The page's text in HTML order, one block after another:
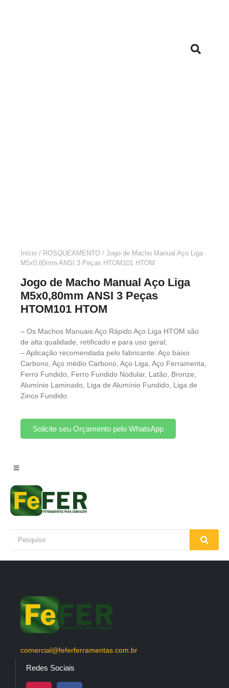
Início / ROSQUEAMENTO / Jogo de Macho Manual Aço Liga
M5x0,80mm ANSI 3 Peças HTOM101 HTOM
Jogo de Macho Manual Aço Liga
M5x0,80mm ANSI 3 Peças
HTOM101 HTOM
– Os Machos Manuais Aço Rápido Aço Liga HTOM são
de alta qualidade, retificado e para uso geral;
– Aplicação recomendada pelo fabricante: Aço baixo
Carbono, Aço médio Carbono, Aço Liga, Aço Ferramenta,
Ferro Fundido, Ferro Fundido Nodular, Latão, Bronze,
Alumínio Laminado, Liga de Alumínio Fundido, Liga de
Zinco Fundido.
Solicite seu Orçamento pelo WhatsApp
comercial@feferferramentas.com.br
Redes Sociais